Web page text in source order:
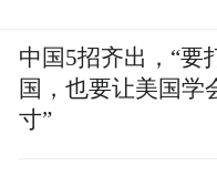
中国5招齐出，“要
国，也要让美国学
寸”